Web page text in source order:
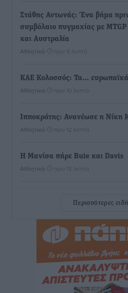
Στάθης Αντωνάς: Ένα βήμα
συμβόλαιο πυγμαχίας με
και Αυστραλία
Αθλητικά πριν 8 λεπτά
ΚΑΕ Κολοσσός: Τα… ευρωπαϊκά
Αθλητικά πριν 10 λεπτά
Ιπποκράτης: Ανανέωσε η Νίκη
Αθλητικά πριν 12 λεπτά
Η Μανίσα πήρε Buie και Davis
Αθλητικά πριν 13 λεπτά
επιστημονική γνώση και
Αθλητικά• πριν 15 λεπτά
Α.Σ. Ρόδος: Ξανά στα
πριν 17 λεπτά
Συναυλία Μάριου Φραγκούλη –
Περισσότερες